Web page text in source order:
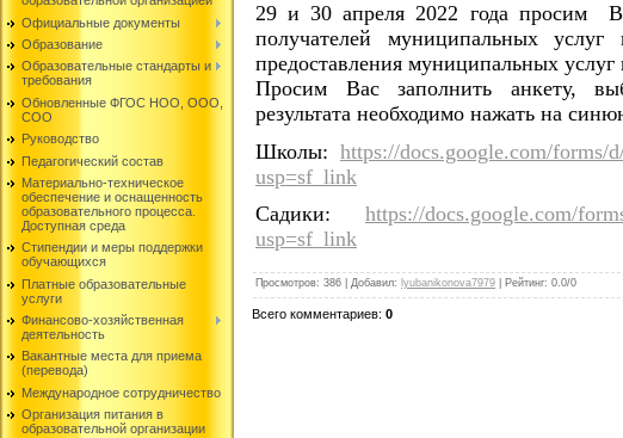
Официальные документы
Образование
Образовательные стандарты и
требования
Обновленные ФГОС НОО, ООО,
СОО
Руководство
Педагогический состав
Материально-техническое
обеспечение и оснащенность
образовательного процесса.
Доступная среда
Стипендии и меры поддержки
обучающихся
Платные образовательные
услуги
Финансово-хозяйственная
деятельность
Вакантные места для приема
(перевода)
Международное сотрудничество
Организация питания в
образовательной организации
29 и 30 апреля 2022 года просим
получателей муниципальных услуг
предоставления муниципальных
Просим Вас заполнить анкету,
результата необходимо нажать на
Школы: https://docs.google.com/
usp=sf_link
Садики: https://docs.google.com/
usp=sf_link
Просмотров: 386 Добавил: lyubanikonova7979 Рейтинг: 0.0/0
Всего комментариев: 0